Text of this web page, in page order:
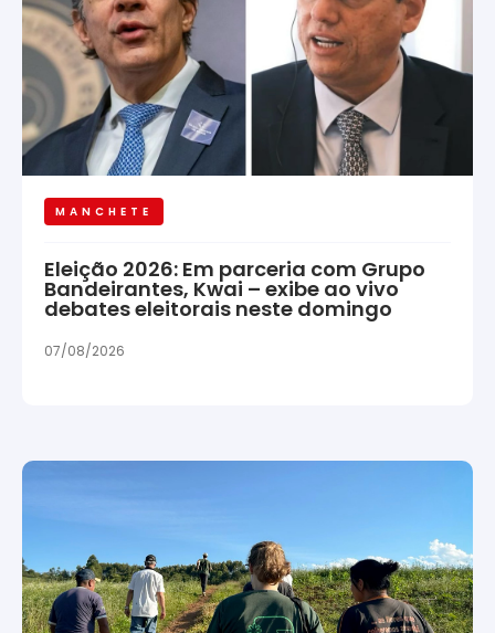
MANCHETE
Eleição 2026: Em parceria com Grupo
Bandeirantes, Kwai – exibe ao vivo
debates eleitorais neste domingo
07/08/2026